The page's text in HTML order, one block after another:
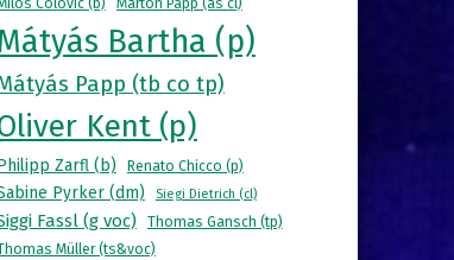
Colovic (b) Màrton Papp (as cl)
Bartha (p)
Papp (tb co tp)
Kent (p)
Zarfl (b) Renato Chicco (p)
Pyrker (dm) Siegi Dietrich (cl)
Fassl (g voc)
Thomas Gansch (tp)
Müller (ts&voc)